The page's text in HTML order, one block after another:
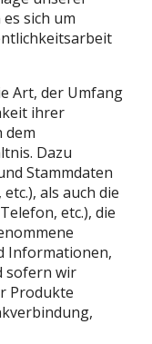
sich um
Art, der Umfang
ihrer
dem
Dazu
Stammdaten
als auch die
etc.), die
Informationen,
sofern wir
Produkte